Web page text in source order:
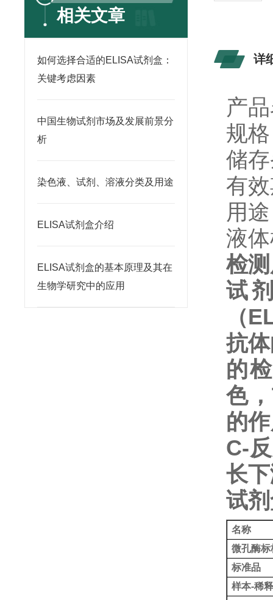
相关文章
如何选择合适的ELISA试剂盒：
关键考虑因素
中国生物试剂市场及发展前景分
析
染色液、试剂、溶液分类及用途
ELISA试剂盒介绍
ELISA试剂盒的基本原理及其在
生物学研究中的应用
详
产
规
储
有
用
液
检
试
（
抗
的
色
的
C-
长
试
名称
微孔酶标
标准品
样本-稀